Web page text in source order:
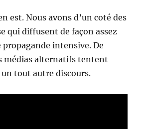
est. Nous avons d’un coté des
qui diffusent de façon assez
intensive. De
médias alternatifs tentent
un tout autre discours.